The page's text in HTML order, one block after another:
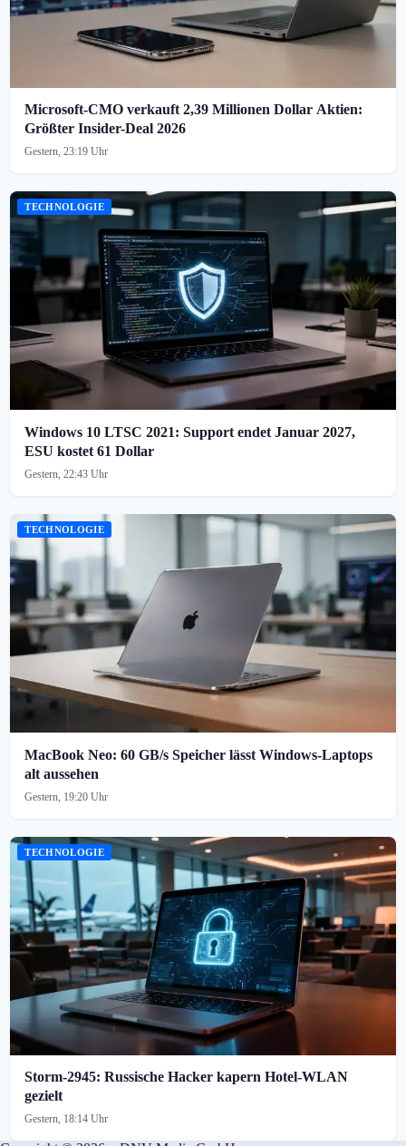
Microsoft-CMO verkauft 2,39 Millionen Dollar Aktien:
Größter Insider-Deal 2026
Gestern, 23:19 Uhr
TECHNOLOGIE
Windows 10 LTSC 2021: Support endet Januar 2027,
ESU kostet 61 Dollar
Gestern, 22:43 Uhr
TECHNOLOGIE
MacBook Neo: 60 GB/s Speicher lässt Windows-Laptops
alt aussehen
Gestern, 19:20 Uhr
TECHNOLOGIE
Storm-2945: Russische Hacker kapern Hotel-WLAN
gezielt
Gestern, 18:14 Uhr